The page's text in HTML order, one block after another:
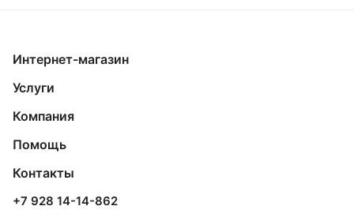
Интернет-магазин
Услуги
Компания
Помощь
Контакты
+7 928 14-14-862